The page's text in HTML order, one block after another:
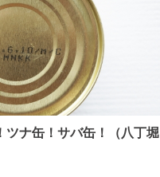
ツナ缶！サバ缶！（八丁堀